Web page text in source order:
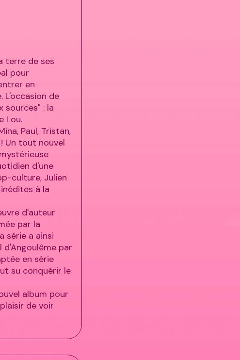
terre de ses
pour
en
L'occasion de
sources" : la
Lou.
Paul, Tristan,
Un tout nouvel
d'une
culture, Julien
à la
d'auteur
par la
série a ainsi
par
en série
su conquérir le
album pour
de voir